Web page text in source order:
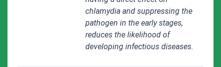
chlamydia and suppressing the
pathogen in the early stages,
reduces the likelihood of
developing infectious diseases.